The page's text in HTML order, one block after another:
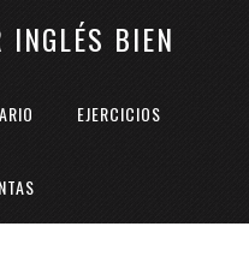
INGLÉS BIEN
EJERCICIOS